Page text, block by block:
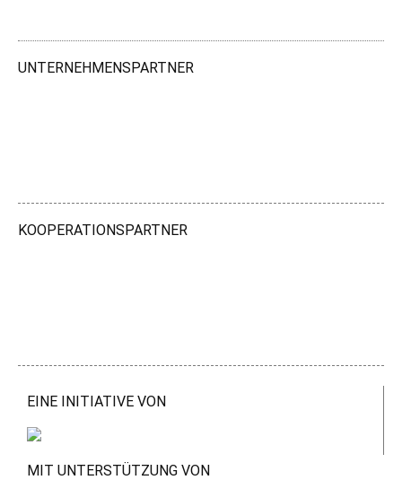
UNTERNEHMENSPARTNER
KOOPERATIONSPARTNER
EINE INITIATIVE VON
MIT UNTERSTÜTZUNG VON